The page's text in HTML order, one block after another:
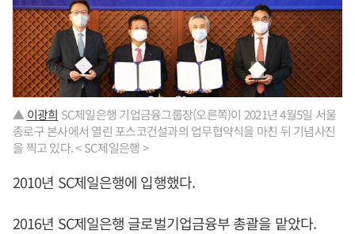
▲ 이광희 SC제일은행 기업금융그룹장(오른쪽)이 2021년 4월5일 서울
종로구 본사에서 열린 포스코건설과의 업무협약식을 마친 뒤 기념사진
을 찍고 있다. < SC제일은행 >
2010년 SC제일은행에 입행했다.
2016년 SC제일은행 글로벌기업금융부 총괄을 맡았다.